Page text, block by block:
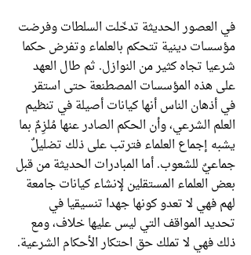
في العصور الحديثة تدخّلت السلطات وفرضت
مؤسسات دينية تتحكم بالعلماء وتفرض حكما
شرعيا تجاه كثير من النوازل. ثم طال العهد
على هذه المؤسسات المصطنعة حتى استقر
في أذهان الناس أنها كيانات أصيلة في تنظيم
العلم الشرعي، وأن الحكم الصادر عنها مُلزِمٌ بما
يشبه إجماع العلماء فترتب على ذلك تضليلٌ
جماعيٌ للشعوب. أما المبادرات الحديثة من قبل
بعض العلماء المستقلين لإنشاء كيانات جامعة
لهم فهي لا تعدو كونها جهدا تنسيقيا في
تحديد المواقف التي ليس عليها خلاف، ومع
ذلك فهي لا تملك حق احتكار الأحكام الشرعية.